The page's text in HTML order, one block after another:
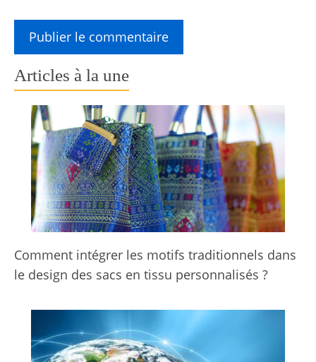
Articles à la une
Comment intégrer les motifs traditionnels dans
le design des sacs en tissu personnalisés ?